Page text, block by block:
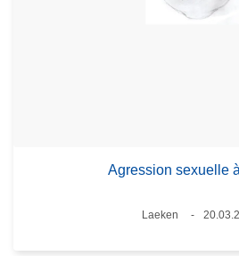
Agression sexuelle
Lieux
Laeken